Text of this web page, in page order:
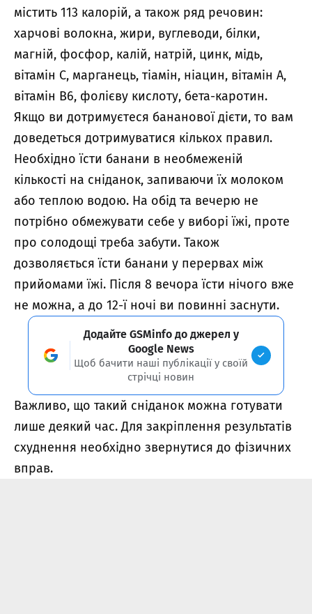
містить 113 калорій, а також ряд речовин:
харчові волокна, жири, вуглеводи, білки,
магній, фосфор, калій, натрій, цинк, мідь,
вітамін С, марганець, тіамін, ніацин, вітамін А,
вітамін B6, фолієву кислоту, бета-каротин.
Якщо ви дотримуєтеся бананової дієти, то вам
доведеться дотримуватися кількох правил.
Необхідно їсти банани в необмеженій
кількості на сніданок, запиваючи їх молоком
або теплою водою. На обід та вечерю не
потрібно обмежувати себе у виборі їжі, проте
про солодощі треба забути. Також
дозволяється їсти банани у перервах між
прийомами їжі. Після 8 вечора їсти нічого вже
не можна, а до 12-ї ночі ви повинні заснути.
Додайте GSMinfo до джерел у
Google News
Щоб бачити наші публікації у своїй
стрічці новин
Важливо, що такий сніданок можна готувати
лише деякий час. Для закріплення результатів
схуднення необхідно звернутися до фізичних
вправ.